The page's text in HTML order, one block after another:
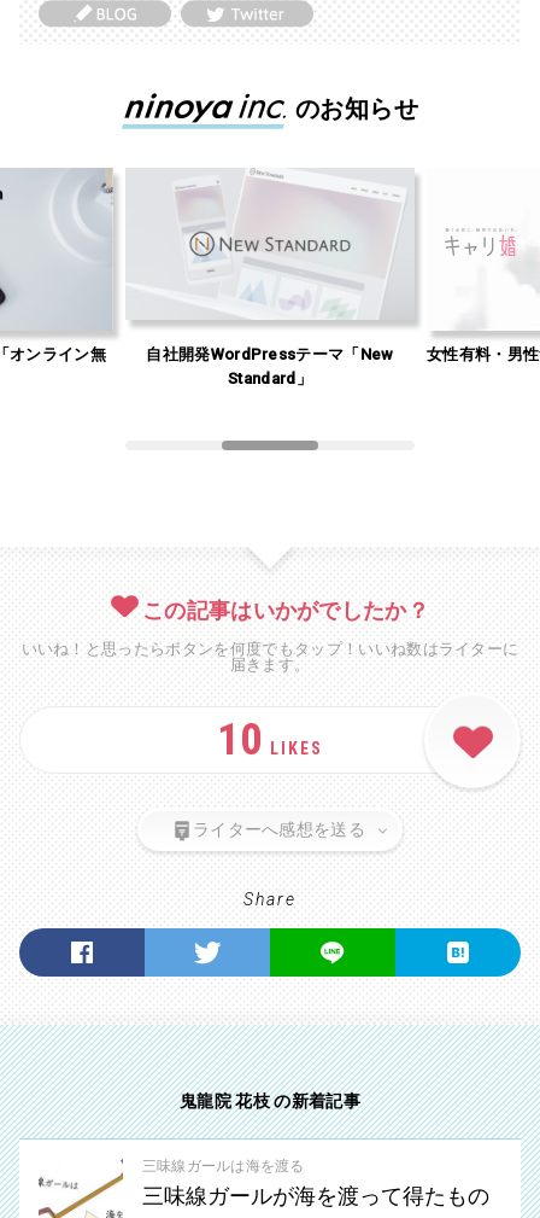
のお知らせ
オンライン無
自社開発WordPressテーマ「New
Standard」
女性有料・男
この記事はいかがでしたか？
いいね！と思ったらボタンを何度でもタップ！いいね数はライターに
届きます。
10 LIKES
ライターへ感想を送る
Share
鬼龍院 花枝 の新着記事
三味線ガールは海を渡る
三味線ガールが海を渡って得たもの